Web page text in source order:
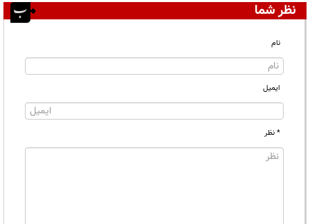
نظر شما
نام
ایمیل
* نظر